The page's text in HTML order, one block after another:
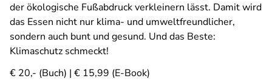
der ökologische Fußabdruck verkleinern lässt. Damit wird
das Essen nicht nur klima- und umweltfreundlicher,
sondern auch bunt und gesund. Und das Beste:
Klimaschutz schmeckt!
€ 20,- (Buch) | € 15,99 (E-Book)